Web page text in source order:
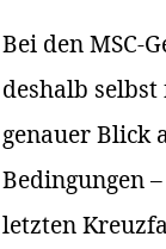
Bei den MSC-
deshalb
genauer Blick
Bedingungen
letzten